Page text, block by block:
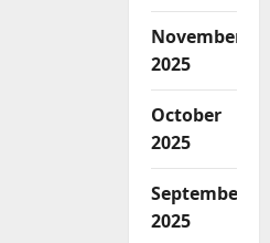
November
2025
October
2025
September
2025